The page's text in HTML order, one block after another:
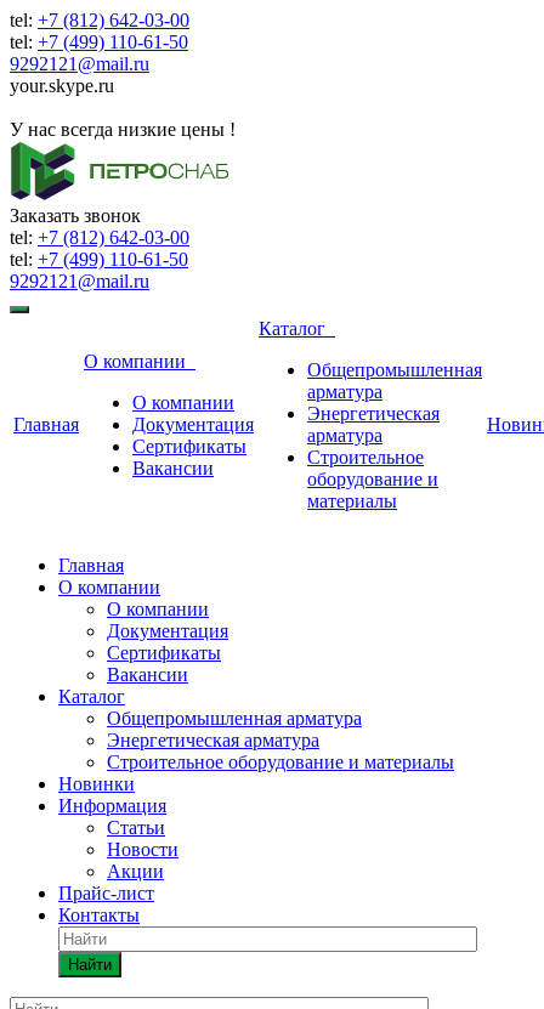
tel: +7 (812) 642-03-00
tel: +7 (499) 110-61-50
9292121@mail.ru
your.skype.ru
У нас всегда низкие цены !
Заказать звонок
tel: +7 (812) 642-03-00
tel: +7 (499) 110-61-50
9292121@mail.ru
Главная
О компании
О компании
Документация
Сертификаты
Вакансии
Каталог
Общепромышленная
арматура
Энергетическая
арматура
Строительное
оборудование и
материалы
Главная
О компании
О компании
Документация
Сертификаты
Вакансии
Каталог
Общепромышленная арматура
Энергетическая арматура
Строительное оборудование и материалы
Новинки
Информация
Статьи
Новости
Акции
Прайс-лист
Контакты
Найти